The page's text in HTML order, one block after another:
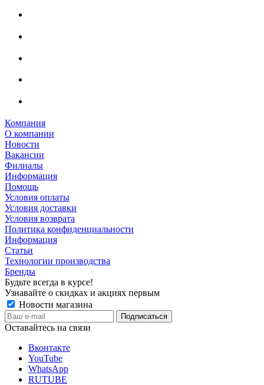
Компания
О компании
Новости
Вакансии
Филиалы
Информация
Помощь
Условия оплаты
Условия доставки
Условия возврата
Политика конфиденциальности
Информация
Статьи
Технологии производства
Бренды
Будьте всегда в курсе!
Узнавайте о скидках и акциях первым
Новости магазина
Оставайтесь на связи
Вконтакте
YouTube
WhatsApp
RUTUBE